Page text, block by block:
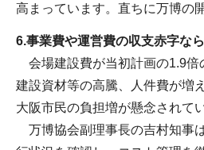
高まっています。直ちに万博の
6.事業費や運営費の収支赤字な
会場建設費が当初計画の1.9倍
建設資材等の高騰、人件費が増
大阪市民の負担増が懸念されて
万博協会副理事長の吉村知事